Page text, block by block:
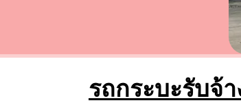
รถกระบะรับจ้า